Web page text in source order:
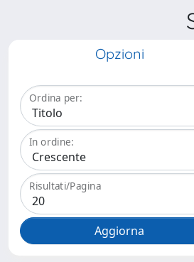
Opzioni
Ordina per:
In ordine:
Risultati/Pagina